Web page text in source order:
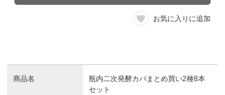
お気に入りに追加
商品名
瓶内二次発酵カバまとめ買い2種8本
セット